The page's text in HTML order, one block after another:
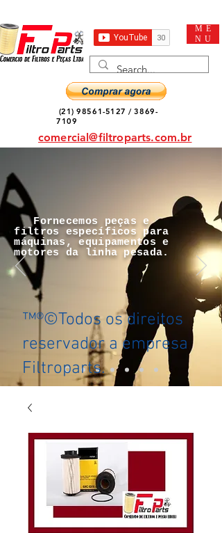
ME
NU
(21) 98561-5127 /3869-
7109
comercial@filtroparts.com.br
Fornecemos peças e
filtros específicos para
máquinas, equipamentos e
motores da linha pesada.
™®©Todos os direitos
reservador a empresa
Filtroparts.